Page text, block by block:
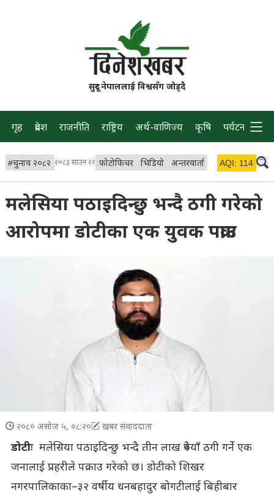
सुदूर नेपाललाई विश्वसँग जोड्दै
गृह प्रदेश राजनीति राष्ट्रिय अर्थ-वाणिज्य कृषि पर्यटन प्रवास
#चुनाव २०८२ २०८३ साउन २२ फोटोफिचर भिडियो अन्तरवार्ता विचार/ब्लग
AQI: 114
मलेसिया पठाइदिन्छु भन्दै ठगी गरेको
आरोपमा डोटीका एक युवक पक्राउ
२०८० असोज ५, ०८:२० खबर संवाददाता
डोटीः मलेसिया पठाइदिन्छु भन्दै तीन लाख रुपैयाँ ठगी गर्ने एक
जनालाई प्रहरीले पक्राउ गरेको छ। डोटीको शिखर
नगरपालिकाका–३२ वर्षीय धनबहादुर बोगटीलाई बिहीबार